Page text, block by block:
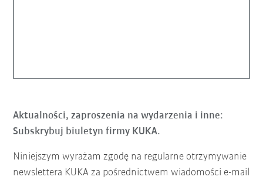
Aktualności, zaproszenia na wydarzenia i inne:
Subskrybuj biuletyn firmy KUKA.
Niniejszym wyrażam zgodę na regularne otrzymywanie
newslettera KUKA za pośrednictwem wiadomości e-mail